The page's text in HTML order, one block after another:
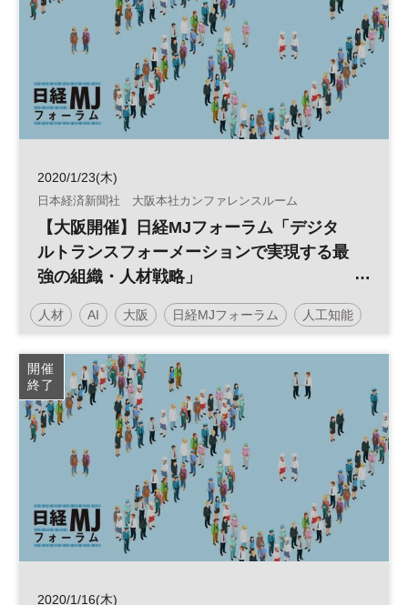
2020/1/23(木)
日本経済新聞社 大阪本社カンファレンスルーム
【大阪開催】日経MJフォーラム「デジタ
ルトランスフォーメーションで実現する最
強の組織・人材戦略」
～HRテックが変えていく人事の世界～
人材 AI 大阪 日経MJフォーラム 人工知能
働き方改革 人事 HRテック RPA 組織
バックオフィス 参加無料
開催
終了
2020/1/16(木)